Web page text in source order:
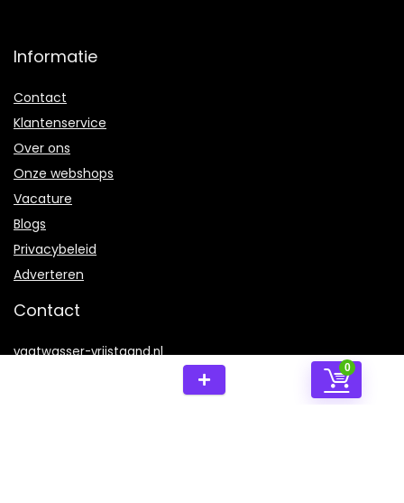
0
Informatie
Contact
Klantenservice
Over ons
Onze webshops
Vacature
Blogs
Privacybeleid
Adverteren
Contact
vaatwasser-vrijstaand.nl
Postadres: Lakenvelder 3 5507KV Veldhoven Nederland